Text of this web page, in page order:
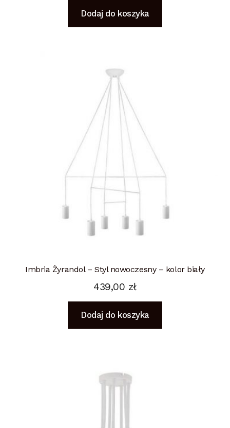
Dodaj do koszyka
Imbria Żyrandol – Styl nowoczesny – kolor biały
439,00 zł
Dodaj do koszyka